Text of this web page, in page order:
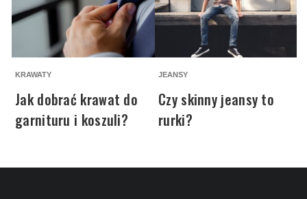
KRAWATY
Jak dobrać krawat do
garnituru i koszuli?
JEANSY
Czy skinny jeansy to
rurki?